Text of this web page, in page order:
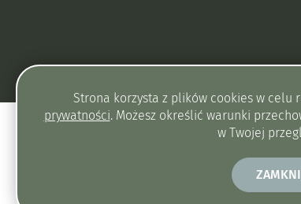
Strona korzysta z plików cookiesw celu
prywatności. Możesz określić warunki
w Twojej
Fundację